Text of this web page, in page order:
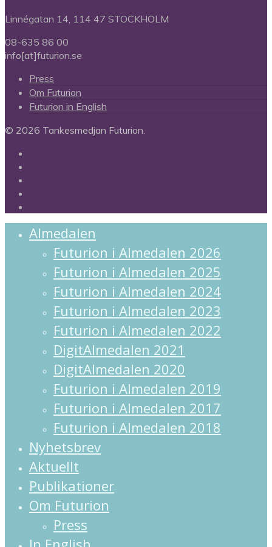
Linnégatan 14, 114 47 STOCKHOLM
08-635 86 00
info[at]futurion.se
Press
Om Futurion
Futurion in English
© 2026 Tankesmedjan Futurion.
Almedalen
Futurion i Almedalen 2026
Futurion i Almedalen 2025
Futurion i Almedalen 2024
Futurion i Almedalen 2023
Futurion i Almedalen 2022
DigitAlmedalen 2021
DigitAlmedalen 2020
Futurion i Almedalen 2019
Futurion i Almedalen 2017
Futurion i Almedalen 2018
Nyhetsbrev
Aktuellt
Publikationer
Om Futurion
Press